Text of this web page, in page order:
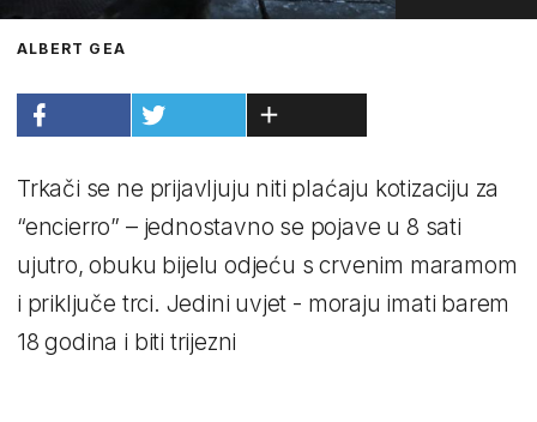
ALBERT GEA
Trkači se ne prijavljuju niti plaćaju kotizaciju za
“encierro” – jednostavno se pojave u 8 sati
ujutro, obuku bijelu odjeću s crvenim maramom
i priključe trci. Jedini uvjet - moraju imati barem
18 godina i biti trijezni